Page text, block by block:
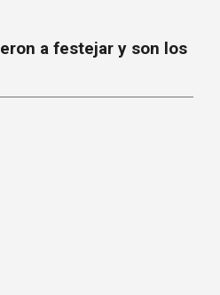
a festejar y son los